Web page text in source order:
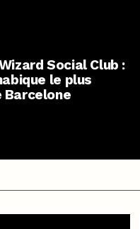
Social Club :
le plus
Barcelone